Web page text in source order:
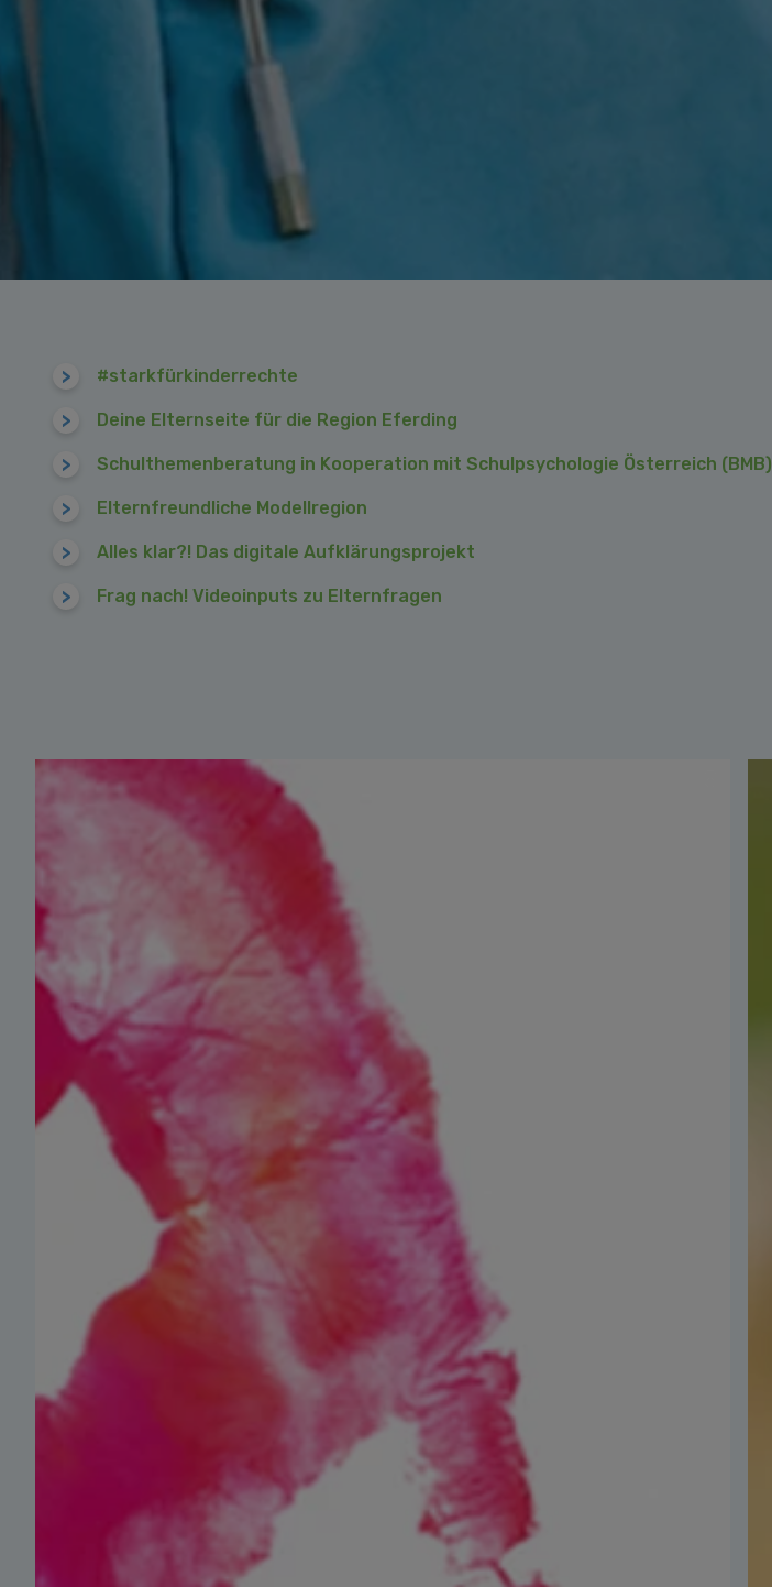
#starkfürkinderrechte
Deine Elternseite für die Region Eferding
Schulthemenberatung in Kooperation mit Schulpsychologie Österreich (BMB)
Elternfreundliche Modellregion
Alles klar?! Das digitale Aufklärungsprojekt
Frag nach! Videoinputs zu Elternfragen